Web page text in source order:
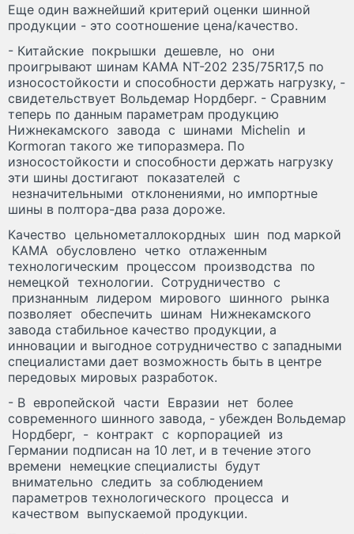
Еще один важнейший критерий оценки шинной
продукции - это соотношение цена/качество.
- Китайские покрышки дешевле, но они
проигрывают шинам КАМА NT-202 235/75R17,5 по
износостойкости и способности держать нагрузку, -
свидетельствует Вольдемар Нордберг. - Сравним
теперь по данным параметрам продукцию
Нижнекамского завода с шинами Michelin и
Kormoran такого же типоразмера. По
износостойкости и способности держать нагрузку
эти шины достигают показателей с
незначительными отклонениями, но импортные
шины в полтора-два раза дороже.
Качество цельнометаллокордных шин под маркой
КАМА обусловлено четко отлаженным
технологическим процессом производства по
немецкой технологии. Сотрудничество с
признанным лидером мирового шинного рынка
позволяет обеспечить шинам Нижнекамского
завода стабильное качество продукции, а
инновации и выгодное сотрудничество с западными
специалистами дает возможность быть в центре
передовых мировых разработок.
- В европейской части Евразии нет более
современного шинного завода, - убежден Вольдемар
Нордберг, - контракт с корпорацией из
Германии подписан на 10 лет, и в течение этого
времени немецкие специалисты будут
внимательно следить за соблюдением
параметров технологического процесса и
качеством выпускаемой продукции.